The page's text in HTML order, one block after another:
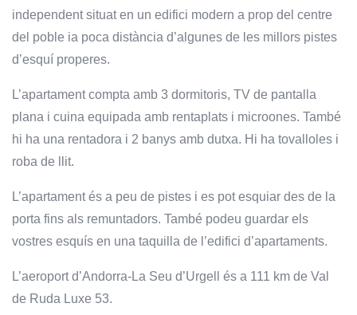
independent situat en un edifici modern a prop del centre
del poble ia poca distància d’algunes de les millors pistes
d’esquí properes.
L’apartament compta amb 3 dormitoris, TV de pantalla
plana i cuina equipada amb rentaplats i microones. També
hi ha una rentadora i 2 banys amb dutxa. Hi ha tovalloles i
roba de llit.
L’apartament és a peu de pistes i es pot esquiar des de la
porta fins als remuntadors. També podeu guardar els
vostres esquís en una taquilla de l’edifici d’apartaments.
L’aeroport d’Andorra-La Seu d’Urgell és a 111 km de Val
de Ruda Luxe 53.